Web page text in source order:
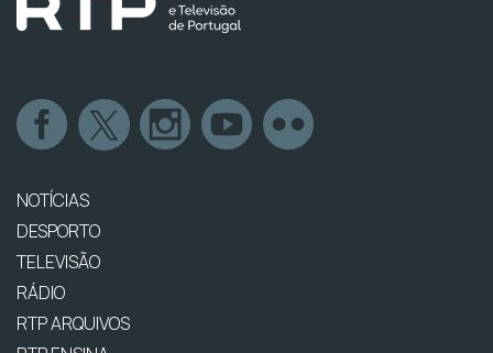
NOTÍCIAS
DESPORTO
TELEVISÃO
RÁDIO
RTP ARQUIVOS